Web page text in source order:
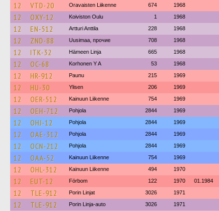
12 VTD-20 Oravaisten Liikenne 674 1968
12 OXY-12 Koiviston Oulu 1 1968
12 EN-512 Artturi Anttila 228 1968
12 ZND-88 Uusimaa, прочие 708 1968
12 ITK-32 Hämeen Linja 665 1968
12 OC-68 Korhonen Y A 53 1968
12 HR-912 Paunu 215 1969
12 HU-30 Ylisen 206 1969
12 OER-512 Kainuun Liikenne 754 1969
12 OEH-712 Pohjola 2844 1969
12 OHJ-12 Pohjola 2844 1969
12 OAE-312 Pohjola 2844 1969
12 OCN-212 Pohjola 2844 1969
12 OAA-52 Kainuun Liikenne 754 1969
12 OHL-312 Kainuun Liikenne 494 1970
12 EUT-12 Förbom 122 1970 01.1984
12 TLE-912 Porin Linjat 3026 1971
12 TLE-912 Porin Linja-auto 3026 1971